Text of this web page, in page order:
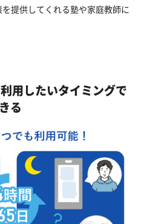
提供してくれる塾や家庭教師に
用したいタイミングで
る